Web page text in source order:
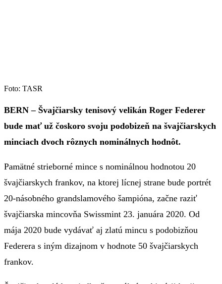
Foto: TASR
BERN – Švajčiarsky tenisový velikán Roger Federer
bude mať už čoskoro svoju podobizeň na švajčiarskych
minciach dvoch rôznych nominálnych hodnôt.
Pamätné strieborné mince s nominálnou hodnotou 20
švajčiarskych frankov, na ktorej lícnej strane bude portrét
20-násobného grandslamového šampióna, začne raziť
švajčiarska mincovňa Swissmint 23. januára 2020. Od
mája 2020 bude vydávať aj zlatú mincu s podobizňou
Federera s iným dizajnom v hodnote 50 švajčiarskych
frankov.